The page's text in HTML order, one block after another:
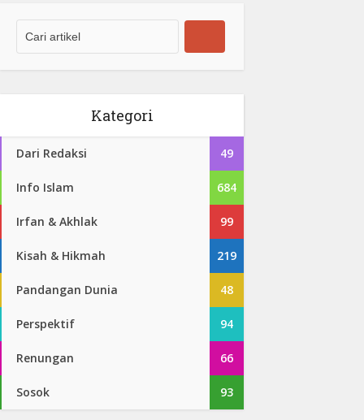
Kategori
Dari Redaksi 49
Info Islam 684
Irfan & Akhlak 99
Kisah & Hikmah 219
Pandangan Dunia 48
Perspektif 94
Renungan 66
Sosok 93